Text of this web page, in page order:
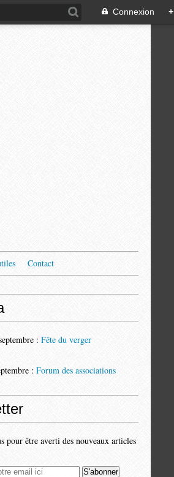
Connexion +
Contact
: Fête du verger
: Forum des associations
pour être averti des nouveaux articles